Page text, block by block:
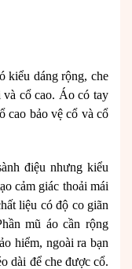
kiểu dáng rộng, che
và cổ cao. Áo có tay
cao bảo vệ cổ và cổ
điệu nhưng kiểu
cảm giác thoải mái
liệu có độ co giãn
mũ áo cần rộng
hiểm, ngoài ra bạn
dài để che được cổ.